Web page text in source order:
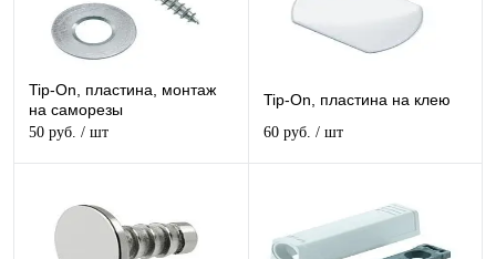
Tip-On, пластина, монтаж
на саморезы
50 руб. / шт
Tip-On, пластина на клею
60 руб. / шт